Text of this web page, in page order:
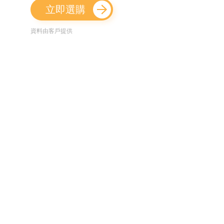
立即選購
資料由客戶提供